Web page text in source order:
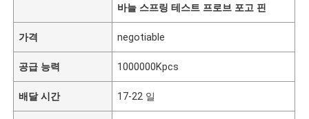
바늘 스프링 테스트 프로브 포고 핀
가격 negotiable
공급 능력 1000000Kpcs
배달 시간 17-22 일